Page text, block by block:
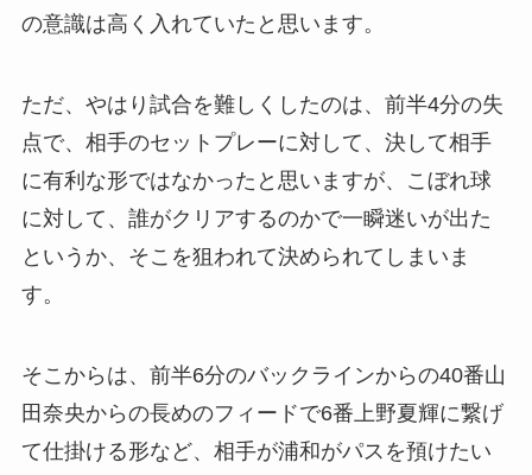
の意識は高く入れていたと思います。
ただ、やはり試合を難しくしたのは、前半4分の失
点で、相手のセットプレーに対して、決して相手
に有利な形ではなかったと思いますが、こぼれ球
に対して、誰がクリアするのかで一瞬迷いが出た
というか、そこを狙われて決められてしまいま
す。
そこからは、前半6分のバックラインからの40番山
田奈央からの長めのフィードで6番上野夏輝に繋げ
て仕掛ける形など、相手が浦和がパスを預けたい